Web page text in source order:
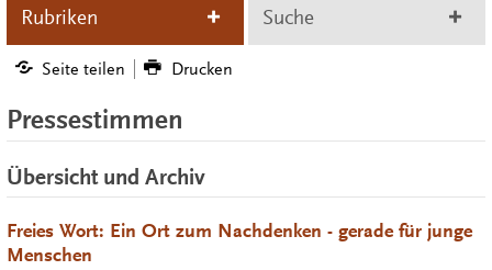
Rubriken Suche
Seite teilen Drucken
Pressestimmen
Übersicht und Archiv
Freies Wort: Ein Ort zum Nachdenken - gerade für junge
Menschen